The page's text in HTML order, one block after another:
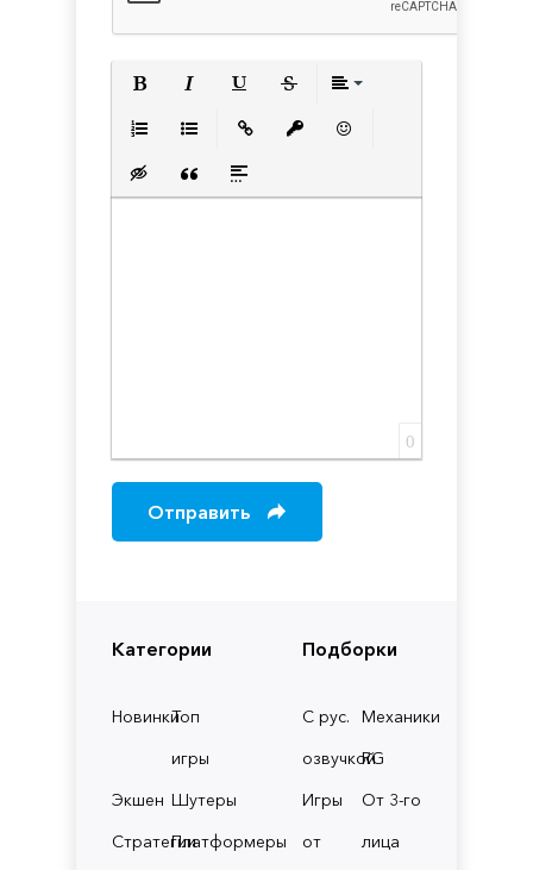
Категории
НовинкиТоп
игры
Экшен Шутеры
СтратегииПлатформеры
Подборки
С рус.
озвучкой
Механики
RG
Игры
от
От 3-го
лица
Вставка скрытого текста
Вставка цитаты
Вставка спойлера
0
Отправить